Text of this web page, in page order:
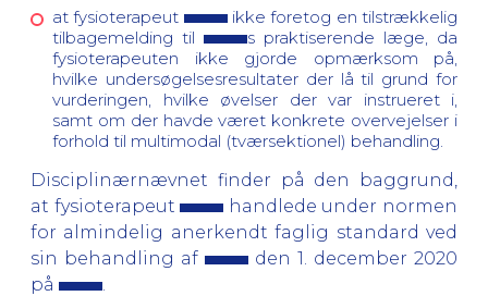
at fysioterapeut
ikke foretog en tilstrækkelig
tilbagemelding til
s praktiserende læge, da
fysioterapeuten ikke gjorde opmærksom på,
hvilke undersøgelsesresultater der lå til grund for
vurderingen, hvilke øvelser der var instrueret i,
samt om der havde været konkrete overvejelser i
forhold til multimodal (tværsektionel) behandling.
Disciplinærnævnet finder på den baggrund,
at fysioterapeut
handlede under normen
for almindelig anerkendt faglig standard ved
sin behandling af
den 1. december 2020
på
.